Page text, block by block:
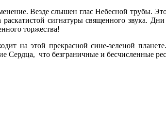
Везде слышен глас Небесной трубы.
сигнатуры священного звука.
торжества!
на этой прекрасной сине-зеленой
Сердца, что безграничные и бесчисленные